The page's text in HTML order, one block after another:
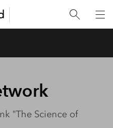
"The Science of